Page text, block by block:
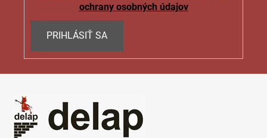
ochrany osobných údajov
PRIHLÁSIŤ SA